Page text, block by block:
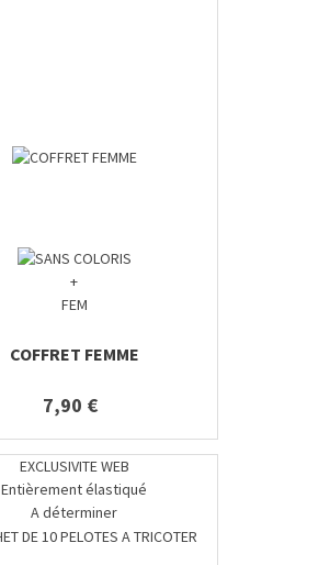
+
FEM
COFFRET FEMME
7,90 €
EXCLUSIVITE WEB
Entièrement élastiqué
A déterminer